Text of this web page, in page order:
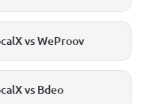
vs WeProov
vs Bdeo